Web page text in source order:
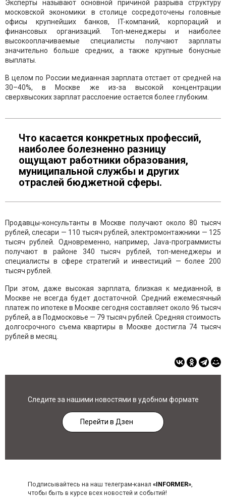
Эксперты называют основной причиной разрыва структуру
московской экономики: в столице сосредоточены головные
офисы крупнейших банков, IT-компаний, корпораций и
финансовых организаций. Топ-менеджеры и наиболее
высокооплачиваемые специалисты получают зарплаты
значительно больше средних, а также крупные бонусные
выплаты.
В целом по России медианная зарплата отстает от средней на
30–40%, в Москве же из-за высокой концентрации
сверхвысоких зарплат расслоение остается более глубоким.
Что касается конкретных профессий,
наиболее болезненно разницу
ощущают работники образования,
муниципальной службы и других
отраслей бюджетной сферы.
Продавцы-консультанты в Москве получают около 80 тысяч
рублей, слесари — 110 тысяч рублей, электромонтажники — 125
тысяч рублей. Одновременно, например, Java-программисты
получают в районе 340 тысяч рублей, топ-менеджеры и
специалисты в сфере стратегий и инвестиций — более 200
тысяч рублей.
При этом, даже высокая зарплата, близкая к медианной, в
Москве не всегда будет достаточной. Средний ежемесячный
платеж по ипотеке в Москве сегодня составляет около 96 тысяч
рублей, а в Подмосковье — 79 тысяч рублей. Средняя стоимость
долгосрочного съема квартиры в Москве достигла 74 тысяч
рублей в месяц.
Следите за нашими новостями в удобном формате
Перейти в Дзен
Подписывайтесь на наш телеграм-канал «INFORMER»,
чтобы быть в курсе всех новостей и событий!